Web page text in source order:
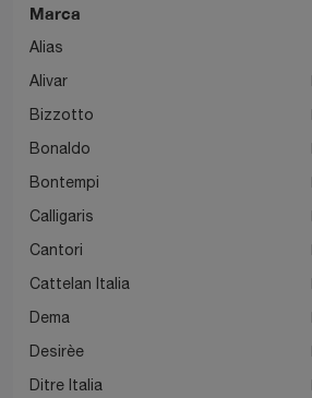
Marca
Alias
Alivar
Bizzotto
Bonaldo
Bontempi
Calligaris
Cantori
Cattelan Italia
Dema
Desirèe
Ditre Italia